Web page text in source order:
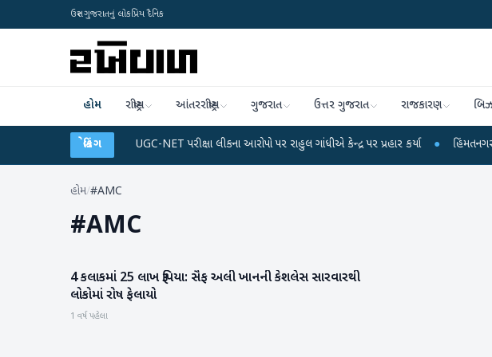
ઉત્તર ગુજરાતનું લોકપ્રિય દૈનિક
હોમ રાષ્ટ્રીય આંતરરાષ્ટ્રીય ગુજરાત ઉત્તર ગુજરાત રાજકારણ
બ્રેકિંગUGC-NET પરીક્ષા લીકના આરોપો પર રાહુલ ગાંધીએ કેન્દ્ર પર પ્રહાર કર્યા ● હિંમતનગરમાં
હોમ/#AMC
#AMC
મનોરંજન
4 કલાકમાં 25 લાખ રૂપિયા: સૈફ અલી ખાનની કેશલેસ સારવારથી
લોકોમાં રોષ ફેલાયો
1 વર્ષ પહેલા